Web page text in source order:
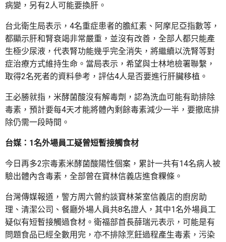
病變，另有2人可能要換肝。
台北衛生局表示，4名重症患者的膽紅素、阿摩尼亞指數等，
都顯示肝和腎衰竭非常嚴重，並沒有改善，全部人都只能產
生極少尿液，代表腎功能幾乎完全消失，將繼續以洗腎等對
症治療方式維持生命。當局表示，希望與士林地檢署聯繫，
取得2名死者的資料參考，評估4人是否要進行肝臟移植。
王必勝就指，米酵菌酸沒有解毒劑，認為洗血可能有助排除
毒素，預計要每4天才能將體內剩餘毒素減少一半，要撤底排
除仍需一段時間。
台媒：1名外場員工疑曾短暫接觸食材
今日再多2宗毒素米酵菌酸陽性個案，累計一共有14名病人被
驗出體內含毒素，全部曾在寶林信義店進食粿條。
台灣傳媒報道，警方周六曾約談寶林茶室信義店的廚房助
理、清潔公司、餐廳外場人員共8名證人，其中1名外場員工
疑似有短暫接觸過食材。衛福部首長薛瑞元表示，可能是有
問題食品已經全數用完，亦不排除烹飪過程產生毒素，污染